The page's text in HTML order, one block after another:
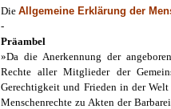
DieAllgemeine Erklärung der
-
Präambel
»Da die Anerkennung der
Rechte aller Mitglieder der
Gerechtigkeit und Frieden in der
Menschenrechte zu Akten der